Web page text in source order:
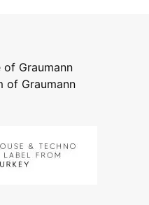
Graumann
of Graumann